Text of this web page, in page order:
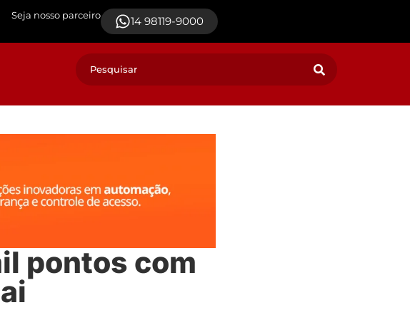
Seja nosso parceiro 14 98119-9000
pontos com